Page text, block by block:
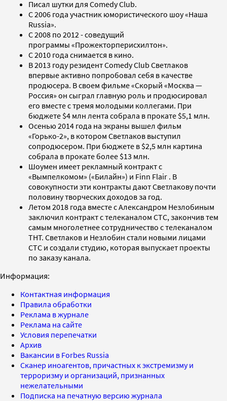
Писал шутки для Comedy Club.
С 2006 года участник юмористического шоу «Наша
Russia».
С 2008 по 2012 - соведущий
программы «Прожекторперисхилтон».
С 2010 года снимается в кино.
В 2013 году резидент Comedy Club Светлаков
впервые активно попробовал себя в качестве
продюсера. В своем фильме «Скорый «Москва —
Россия» он сыграл главную роль и продюсировал
его вместе с тремя молодыми коллегами. При
бюджете $4 млн лента собрала в прокате $5,1 млн.
Осенью 2014 года на экраны вышел фильм
«Горько-2», в котором Светлаков выступил
сопродюсером. При бюджете в $2,5 млн картина
собрала в прокате более $13 млн.
Шоумен имеет рекламный контракт с
«Вымпелкомом» («Билайн») и Finn Flair . В
совокупности эти контракты дают Светлакову почти
половину творческих доходов за год.
Летом 2018 года вместе с Александром Незлобиным
заключил контракт с телеканалом СТС, закончив тем
самым многолетнее сотрудничество с телеканалом
ТНТ. Светлаков и Незлобин стали новыми лицами
СТС и создали студию, которая выпускает проекты
по заказу канала.
Информация:
Контактная информация
Правила обработки
Реклама в журнале
Реклама на сайте
Условия перепечатки
Архив
Вакансии в Forbes Russia
Сканер иноагентов, причастных к экстремизму и
терроризму и организаций, признанных
нежелательными
Подписка на печатную версию журнала